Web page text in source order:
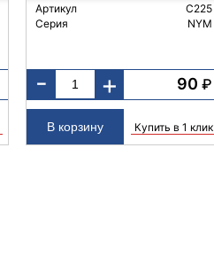
Артикул
C225
Серия
NYM
- + 90₽
Купить в 1 клик